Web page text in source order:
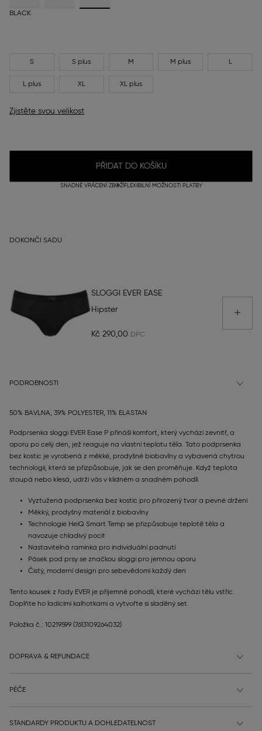
BLACK
S S plus M M plus L
L plus XL XL plus
Zjistěte svou velikost
PŘIDAT DO KOŠÍKU
SNADNÉ VRÁCENÍ ZBOŽÍ FLEXIBILNÍ MOŽNOSTI PLATBY
DOKONČI SADU
SLOGGI EVER EASE
Hipster
Kč 290,00
PODROBNOSTI
50% BAVLNA, 39% POLYESTER, 11% ELASTAN
Podprsenka sloggi EVER Ease P přináší komfort, který vychází zevnitř, a
oporu po celý den, jež reaguje na vlastní teplotu těla. Tato podprsenka
bez kostic je vyrobená z měkké, prodyšné biobavlny a vybavená chytrou
technologií, která se přizpůsobuje, jak se den proměňuje. Když teplota
stoupá nebo klesá, udrží vás v klidném a snadném pohodlí.
Vyztužená podprsenka bez kostic pro přirozený tvar a pevné držení
Měkký, prodyšný materiál z biobavlny
Technologie HeiQ Smart Temp se přizpůsobuje teplotě těla a
navozuje chladivý pocit
Nastavitelná ramínka pro individuální padnutí
Pásek pod prsy se značkou sloggi pro jemnou oporu
Čistý, moderní design pro sebevědomí každý den
Tento kousek z řady EVER je příjemné pohodlí, které vychází tělu vstříc.
Doplňte ho ladícími kalhotkami a vytvořte si sladěný set.
Položka č.: 10219599 (7613109264032)
DOPRAVA & REFUNDACE
PÉČE
STANDARDY PRODUKTU A DOHLEDATELNOST